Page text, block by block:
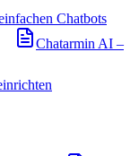
Chatbots
Chatarmin AI –